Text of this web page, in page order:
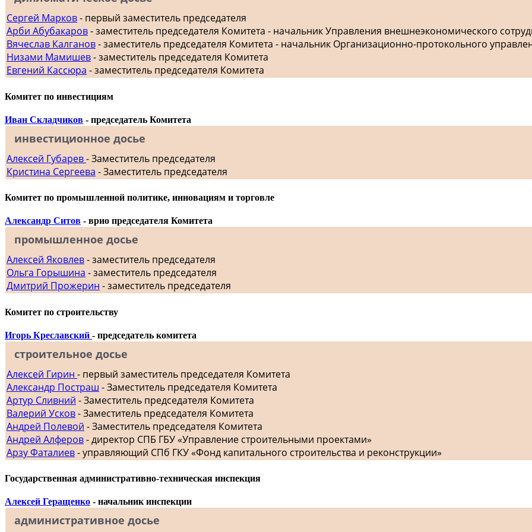
Сергей Марков- первый заместитель председателя
Арби Абубакаров- заместитель председателя Комитета - начальник Управления внешнеэкономического
Вячеслав Калганов- заместитель председателя Комитета - начальник Организационно-протокольного
Низами Мамишев- заместитель председателя Комитета
Евгений Кассюра - заместитель председателя Комитета
Комитет по инвестициям
Иван Складчиков - председатель Комитета
инвестиционное досье
Алексей Губарев- Заместитель председателя
Кристина Сергеева - Заместитель председателя
Комитет по промышленной политике, инновациям и торговле
Александр Ситов - врио председателя Комитета
промышленное досье
Алексей Яковлев- заместитель председателя
Ольга Горышина - заместитель председателя
Дмитрий Прожерин - заместитель председателя
Комитет по строительству
Игорь Креславский - председатель комитета
строительное досье
Алексей Гирин - первый заместитель председателя Комитета
Александр Постраш - Заместитель председателя Комитета
Артур Сливний - Заместитель председателя Комитета
Валерий Усков- Заместитель председателя Комитета
Андрей Полевой - Заместитель председателя Комитета
Андрей Алферов- директор СПБ ГБУ «Управление строительными проектами»
Арзу Фаталиев- управляющий СПб ГКУ «Фонд капитального строительства и реконструкции»
Государственная административно-техническая инспекция
Алексей Геращенко - начальник инспекции
административное досье